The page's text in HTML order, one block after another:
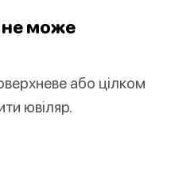
не може
або цілком
ювіляр.